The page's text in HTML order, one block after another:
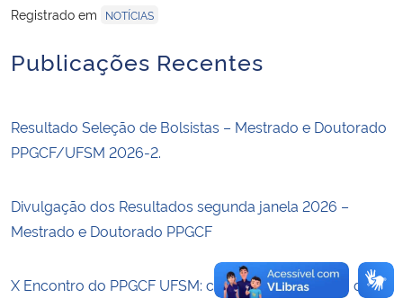
Secretaria de Governo
Gabinete de Segurança Institucional
Registrado em
NOTÍCIAS
Publicações Recentes
Resultado Seleção de Bolsistas – Mestrado e Doutorado
PPGCF/UFSM 2026-2.
Divulgação dos Resultados segunda janela 2026 –
Mestrado e Doutorado PPGCF
X Encontro do PPGCF UFSM: chamadas para envio de